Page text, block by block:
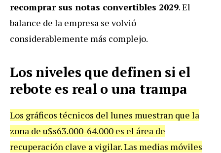
recomprar sus notas convertibles 2029. El
balance de la empresa se volvió
considerablemente más complejo.
Los niveles que definen si el
rebote es real o una trampa
Los gráficos técnicos del lunes muestran que la
zona de u$s63.000-64.000 es el área de
recuperación clave a vigilar. Las medias móviles